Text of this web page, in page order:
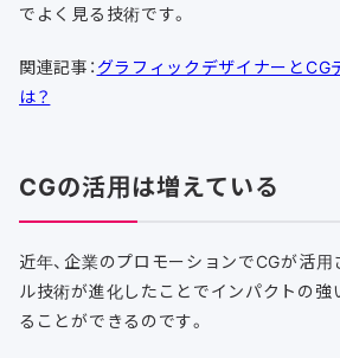
でよく見る技術です。
関連記事： グラフィックデザイナーとCG
は？
CGの活用は増えている
近年、企業のプロモーションでCGが活用
ル技術が進化したことでインパクトの強
ることができるのです。